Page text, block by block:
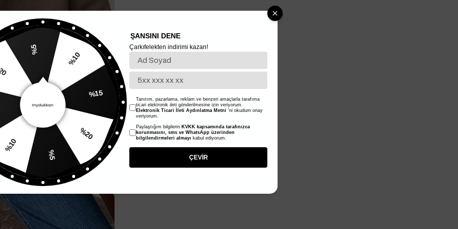
%5
%10
%15
%20
%5
ŞANSINI DENE
Çarkıfelekten indirimi kazan!
Tanıtım, pazarlama, reklam ve benzeri amaçlarla tarafıma
ticari elektronik ileti gönderilmesine izin veriyorum.
Elektronik Ticari İleti Aydınlatma Metni 'ni okudum onay
veriyorum.
Paylaştığım bilgilerin KVKK kapsamında tarafınızca
korunmasını, sms ve WhatsApp üzerinden
bilgilendirmeleri almayı kabul ediyorum.
ÇEVİR